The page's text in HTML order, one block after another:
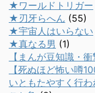
★ワールドトリガー
★刃牙らへん (55)
★宇宙人はいらない
★真なる男 (1)
【まんが豆知識・衝
【死ぬほど怖い噂
いともたやすく行